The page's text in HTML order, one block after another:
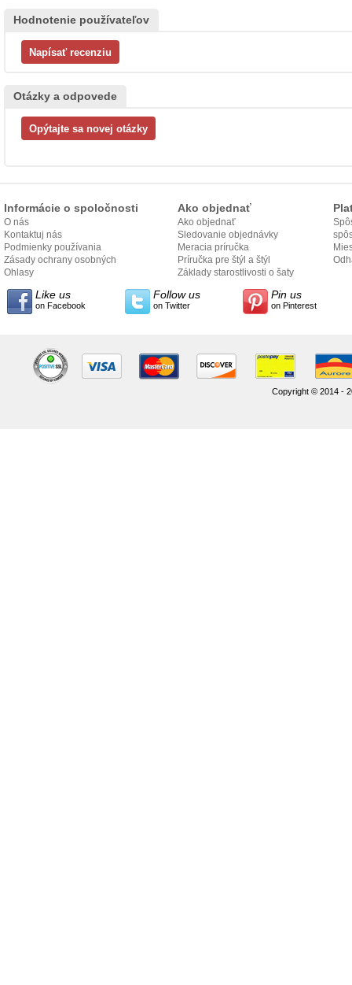
Hodnotenie používateľov
Otázky a odpovede
Informácie o spoločnosti
O nás
Kontaktuj nás
Podmienky používania
Zásady ochrany osobných
údajov
Ohlasy
Ako objednať
Ako objednať
Sledovanie objednávky
Meracia príručka
Príručka pre štýl a štýl
Základy starostlivosti o šaty
Like us
on Facebook
Follow us
on Twitter
Pin us
on Pinterest
Copyright © 2014 -